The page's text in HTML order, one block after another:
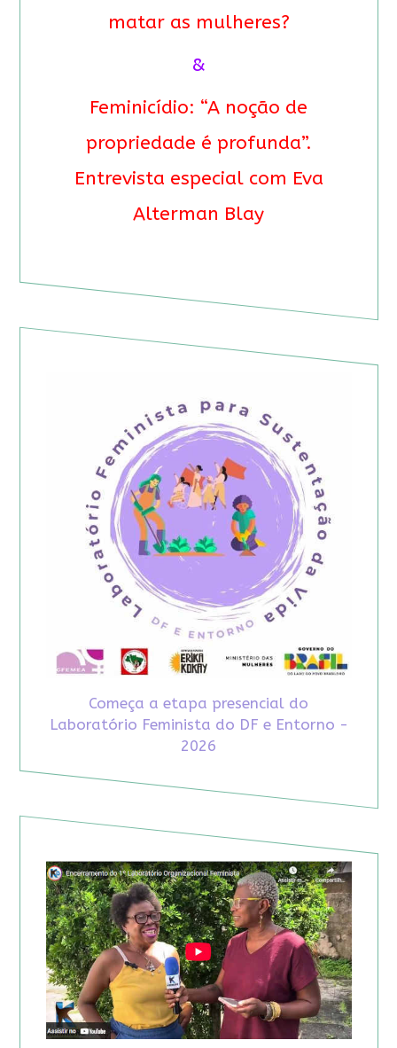
matar as mulheres?
&
Feminicídio: “A noção de
propriedade é profunda”.
Entrevista especial com Eva
Alterman Blay
Começa a etapa presencial do
Laboratório Feminista do DF e Entorno -
2026